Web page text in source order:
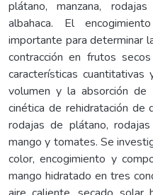
plátano, manzana,
albahaca. El
importante para determinar
contracción en frutos
características
volumen y la absorción de
cinética de rehidratación de
rodajas de plátano,
mango y tomates. Se
color, encogimiento y
mango hidratado en tres